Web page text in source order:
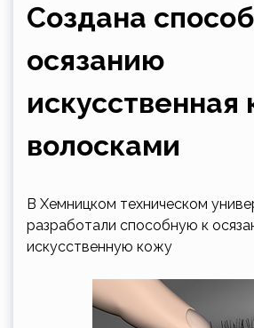
Создана
осязанию
искусственная
волосками
В Хемницком техническом
разработали способную к
искусственную кожу